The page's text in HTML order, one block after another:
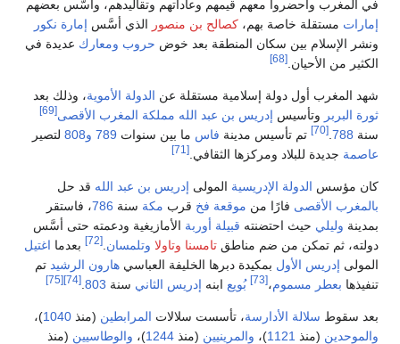
وأحضروا معهم قيمهم وعاداتهم وتقاليدهم، وأسَّس بعضهم
مستقلة خاصة بهم،كصالح بن منصور الذي أسَّسإمارة نكور
بين سكان المنطقة بعد خوض حروب ومعاركعديدة في
من الأحيان.
أول دولة إسلامية مستقلة عنالدولة الأموية، وذلك بعد
وتأسيس إدريس بن عبد الله مملكة المغرب الأقصى
تم تأسيس مدينةفاسما بين سنوات789 و808
لتصير
جديدة للبلاد ومركزها الثقافي.
الدولة الإدريسيةالمولىإدريس بن عبد اللهقد حل
الأقصى فارًا من موقعة فخ قربمكة سنة 786، فاستقر
وليليحيث احتضنتهقبيلة أوربةالأمازيغية ودعمته حتى أسَّس
ثم تمكن من ضم مناطقتامسنا وتاولا وتلمسان.
[72] بعدما اغتيل
إدريس الأول بمكيدة دبرها الخليفة العباسيهارون الرشيد تم
بعطر مسموم، بُويعابنهإدريس الثاني سنة803
.
سلالة الأدارسة، تأسست سلالاتالمرابطين (منذ1040 )،
(منذ1121 )،والمرينيين (منذ 1244 )،والوطاسيين(منذ